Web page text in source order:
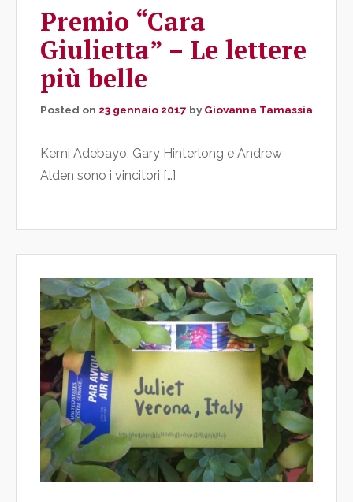
Premio “Cara
Giulietta” – Le lettere
più belle
Posted on 23 gennaio 2017 by Giovanna Tamassia
Kemi Adebayo, Gary Hinterlong e Andrew
Alden sono i vincitori […]